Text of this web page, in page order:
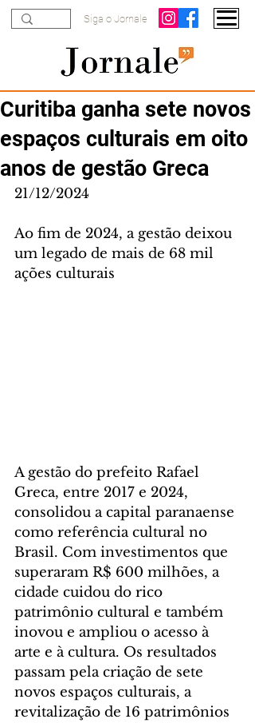
Siga o Jornale
Curitiba ganha sete novos
espaços culturais em oito
anos de gestão Greca
21/12/2024
Ao fim de 2024, a gestão deixou
um legado de mais de 68 mil
ações culturais
A gestão do prefeito Rafael
Greca, entre 2017 e 2024,
consolidou a capital paranaense
como referência cultural no
Brasil. Com investimentos que
superaram R$ 600 milhões, a
cidade cuidou do rico
patrimônio cultural e também
inovou e ampliou o acesso à
arte e à cultura. Os resultados
passam pela criação de sete
novos espaços culturais, a
revitalização de 16 patrimônios